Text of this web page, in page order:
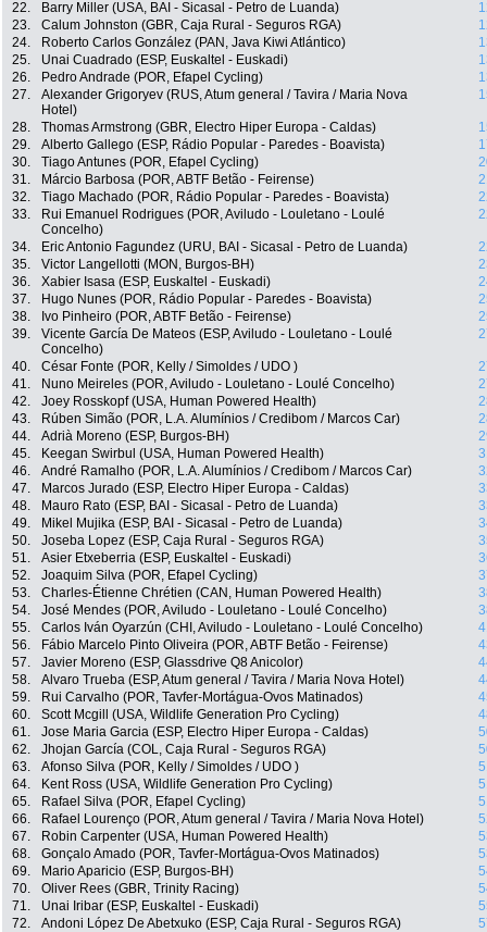
22.
Barry Miller (USA, BAI - Sicasal - Petro de Luanda)
23.
Calum Johnston (GBR, Caja Rural - Seguros RGA)
24.
Roberto Carlos González (PAN, Java Kiwi Atlántico)
25.
Unai Cuadrado (ESP, Euskaltel - Euskadi)
26.
Pedro Andrade (POR, Efapel Cycling)
27.
Alexander Grigoryev (RUS, Atum general / Tavira / Maria Nova
Hotel)
28. Thomas Armstrong (GBR, Electro Hiper Europa - Caldas)
29.
Alberto Gallego (ESP, Rádio Popular - Paredes - Boavista)
30.
Tiago Antunes (POR, Efapel Cycling)
31.
Márcio Barbosa (POR, ABTF Betão - Feirense)
32.
Tiago Machado (POR, Rádio Popular - Paredes - Boavista)
33.
Rui Emanuel Rodrigues (POR, Aviludo - Louletano - Loulé
Concelho)
34. Eric Antonio Fagundez (URU, BAI - Sicasal - Petro de Luanda)
35.
Victor Langellotti (MON, Burgos-BH)
36.
Xabier Isasa (ESP, Euskaltel - Euskadi)
37.
Hugo Nunes (POR, Rádio Popular - Paredes - Boavista)
38.
Ivo Pinheiro (POR, ABTF Betão - Feirense)
39.
Vicente García De Mateos (ESP, Aviludo - Louletano - Loulé
Concelho)
40. César Fonte (POR, Kelly / Simoldes / UDO )
41.
Nuno Meireles (POR, Aviludo - Louletano - Loulé Concelho)
42.
Joey Rosskopf (USA, Human Powered Health)
43.
Rúben Simão (POR, L.A. Alumínios / Credibom / Marcos Car)
44.
Adrià Moreno (ESP, Burgos-BH)
45.
Keegan Swirbul (USA, Human Powered Health)
46.
André Ramalho (POR, L.A. Alumínios / Credibom / Marcos Car)
47.
Marcos Jurado (ESP, Electro Hiper Europa - Caldas)
48.
Mauro Rato (ESP, BAI - Sicasal - Petro de Luanda)
49.
Mikel Mujika (ESP, BAI - Sicasal - Petro de Luanda)
50.
Joseba Lopez (ESP, Caja Rural - Seguros RGA)
51.
Asier Etxeberria (ESP, Euskaltel - Euskadi)
52.
Joaquim Silva (POR, Efapel Cycling)
53.
Charles-Étienne Chrétien (CAN, Human Powered Health)
54.
José Mendes (POR, Aviludo - Louletano - Loulé Concelho)
55.
Carlos Iván Oyarzún (CHI, Aviludo - Louletano - Loulé Concelho)
56.
Fábio Marcelo Pinto Oliveira (POR, ABTF Betão - Feirense)
57.
Javier Moreno (ESP, Glassdrive Q8 Anicolor)
58.
Alvaro Trueba (ESP, Atum general / Tavira / Maria Nova Hotel)
59.
Rui Carvalho (POR, Tavfer-Mortágua-Ovos Matinados)
60.
Scott Mcgill (USA, Wildlife Generation Pro Cycling)
61.
Jose Maria Garcia (ESP, Electro Hiper Europa - Caldas)
62.
Jhojan García (COL, Caja Rural - Seguros RGA)
63.
Afonso Silva (POR, Kelly / Simoldes / UDO )
64.
Kent Ross (USA, Wildlife Generation Pro Cycling)
65.
Rafael Silva (POR, Efapel Cycling)
66.
Rafael Lourenço (POR, Atum general / Tavira / Maria Nova Hotel)
67.
Robin Carpenter (USA, Human Powered Health)
68.
Gonçalo Amado (POR, Tavfer-Mortágua-Ovos Matinados)
69.
Mario Aparicio (ESP, Burgos-BH)
70.
Oliver Rees (GBR, Trinity Racing)
71.
Unai Iribar (ESP, Euskaltel - Euskadi)
72.
Andoni López De Abetxuko (ESP, Caja Rural - Seguros RGA)